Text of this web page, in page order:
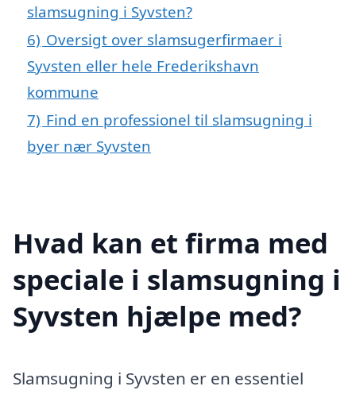
slamsugning i Syvsten?
6) Oversigt over slamsugerfirmaer i
Syvsten eller hele Frederikshavn
kommune
7) Find en professionel til slamsugning i
byer nær Syvsten
Hvad kan et firma med
speciale i slamsugning i
Syvsten hjælpe med?
Slamsugning i Syvsten er en essentiel